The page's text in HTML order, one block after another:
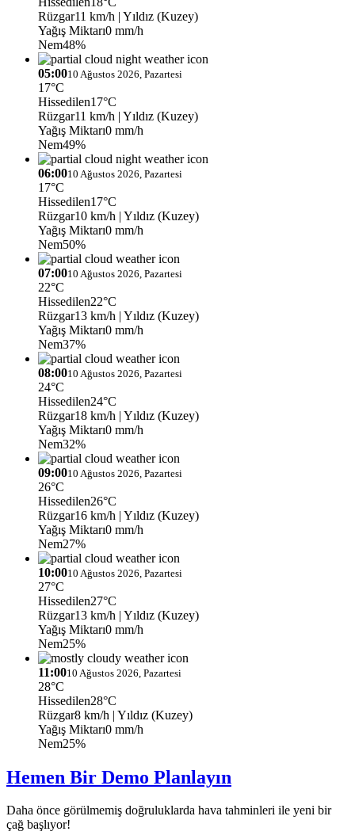
Rüzgar11 km/h | Yıldız (Kuzey)
Yağış Miktarı0 mm/h
Nem48%
05:0010 Ağustos 2026, Pazartesi
17°C
Hissedilen17°C
Rüzgar11 km/h | Yıldız (Kuzey)
Yağış Miktarı0 mm/h
Nem49%
06:0010 Ağustos 2026, Pazartesi
17°C
Hissedilen17°C
Rüzgar10 km/h | Yıldız (Kuzey)
Yağış Miktarı0 mm/h
Nem50%
07:0010 Ağustos 2026, Pazartesi
22°C
Hissedilen22°C
Rüzgar13 km/h | Yıldız (Kuzey)
Yağış Miktarı0 mm/h
Nem37%
08:0010 Ağustos 2026, Pazartesi
24°C
Hissedilen24°C
Rüzgar18 km/h | Yıldız (Kuzey)
Yağış Miktarı0 mm/h
Nem32%
09:0010 Ağustos 2026, Pazartesi
26°C
Hissedilen26°C
Rüzgar16 km/h | Yıldız (Kuzey)
Yağış Miktarı0 mm/h
Nem27%
10:0010 Ağustos 2026, Pazartesi
27°C
Hissedilen27°C
Rüzgar13 km/h | Yıldız (Kuzey)
Yağış Miktarı0 mm/h
Nem25%
11:0010 Ağustos 2026, Pazartesi
28°C
Hissedilen28°C
Rüzgar8 km/h | Yıldız (Kuzey)
Yağış Miktarı0 mm/h
Nem25%
Hemen Bir Demo Planlayın
Daha önce görülmemiş doğruluklarda hava tahminleri ile yeni bir
çağ başlıyor!